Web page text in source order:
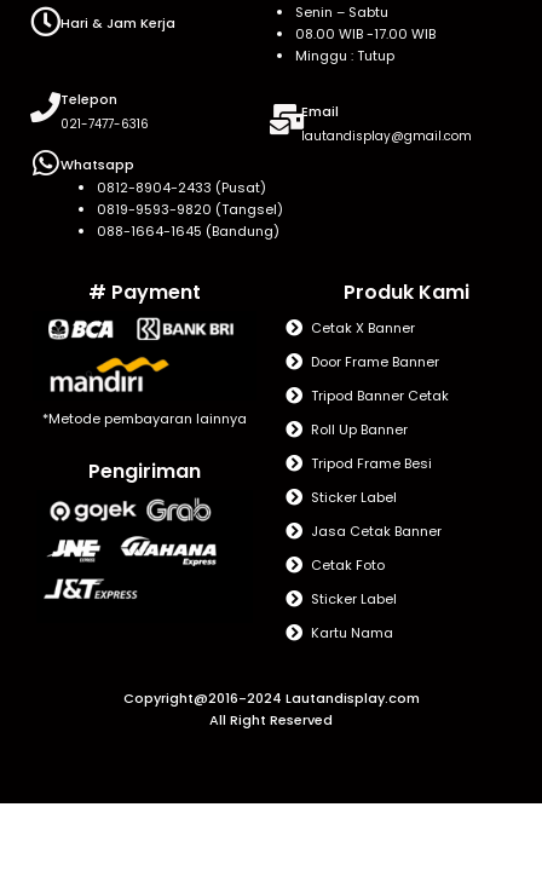
Hari & Jam Kerja
Senin – Sabtu
08.00 WIB -17.00 WIB
Minggu : Tutup
Telepon
021-7477-6316
Email
lautandisplay@gmail.com
Whatsapp
0812-8904-2433 (Pusat)
0819-9593-9820 (Tangsel)
088-1664-1645 (Bandung)
# Payment
*Metode pembayaran lainnya
Pengiriman
Produk Kami
Cetak X Banner
Door Frame Banner
Tripod Banner Cetak
Roll Up Banner
Tripod Frame Besi
Sticker Label
Jasa Cetak Banner
Cetak Foto
Sticker Label
Kartu Nama
Copyright@2016-2024 Lautandisplay.com
All Right Reserved